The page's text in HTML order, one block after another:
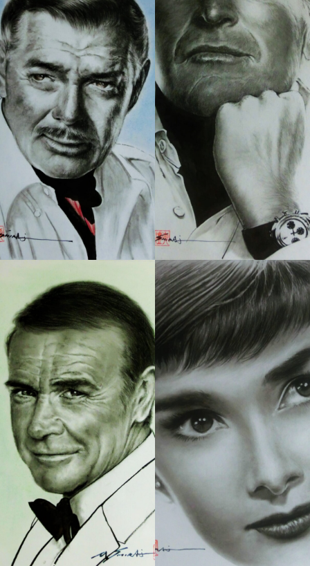
266 肖像画 7 265 肖像画 6